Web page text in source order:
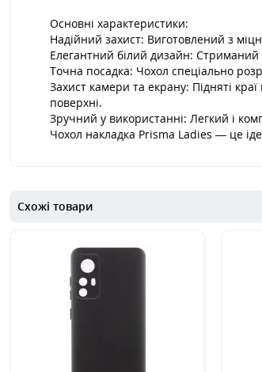
Основні характеристики:
Надійний захист: Виготовлений з
Елегантний білий дизайн: Стриманий
Точна посадка: Чохол спеціально
Захист камери та екрану: Підняті
поверхні.
Зручний у використанні: Легкий і
Чохол накладка Prisma Ladies — це
Схожі товари